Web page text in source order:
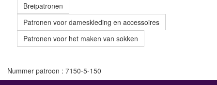
Breipatronen
Patronen voor dameskleding en accessoires
Patronen voor het maken van sokken
Nummer patroon : 7150-5-150